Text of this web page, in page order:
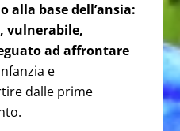
alla base dell’ansia:
vulnerabile,
ad affrontare
e
dalle prime